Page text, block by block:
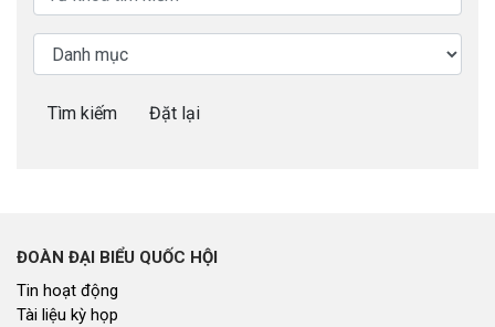
Tìm kiếm Đặt lại
ĐOÀN ĐẠI BIỂU QUỐC HỘI
Tin hoạt động
Tài liệu kỳ họp